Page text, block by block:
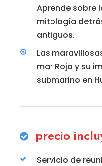
Aprende sobre
mitología
antiguos.
Las
mar Rojo y su
submarino en
precio
Servicio de